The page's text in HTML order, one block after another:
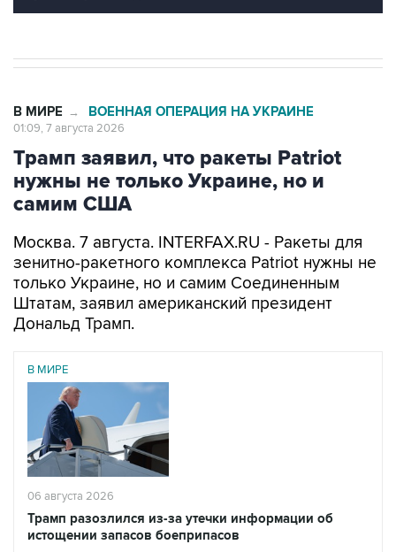
Трамп заявил, что ракеты Patriot
нужны не только Украине, но и
самим США
Москва. 7 августа. INTERFAX.RU - Ракеты для
только Украине, но и самим Соединенным
Штатам, заявил американский президент
Дональд Трамп.
В МИРЕ
06 августа 2026
Трамп разозлился из-за утечки информации об
истощении запасов боеприпасов
Читать подробнее